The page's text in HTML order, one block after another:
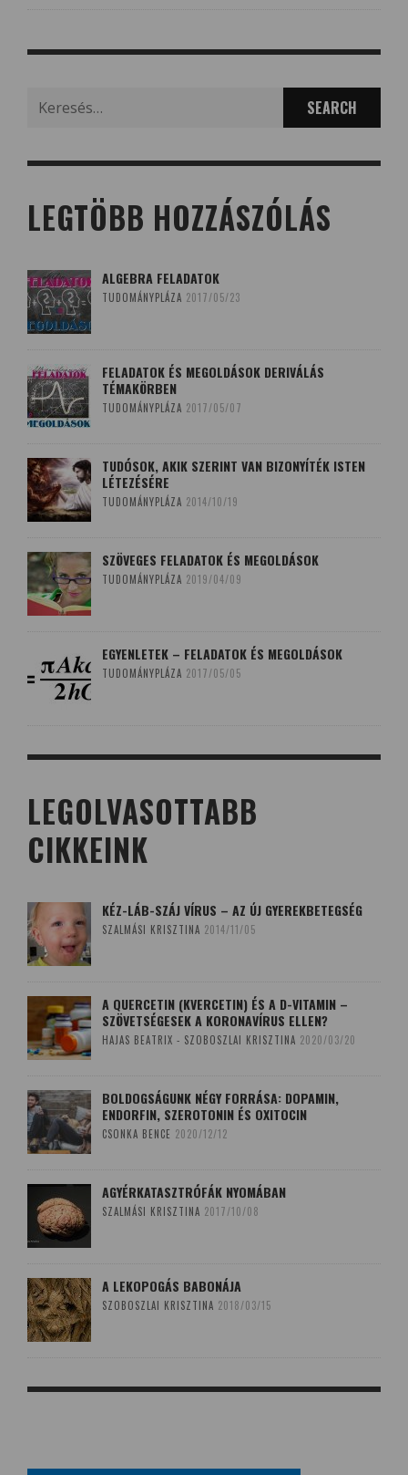
LEGTÖBB HOZZÁSZÓLÁS
ALGEBRA FELADATOK
TUDOMÁNYPLÁZA 2017/05/23
FELADATOK ÉS MEGOLDÁSOK DERIVÁLÁS
TÉMAKÖRBEN
TUDOMÁNYPLÁZA 2017/05/07
TUDÓSOK, AKIK SZERINT VAN BIZONYÍTÉK ISTEN
LÉTEZÉSÉRE
TUDOMÁNYPLÁZA 2014/10/19
SZÖVEGES FELADATOK ÉS MEGOLDÁSOK
TUDOMÁNYPLÁZA 2019/04/09
EGYENLETEK – FELADATOK ÉS MEGOLDÁSOK
TUDOMÁNYPLÁZA 2017/05/05
LEGOLVASOTTABB
CIKKEINK
KÉZ-LÁB-SZÁJ VÍRUS – AZ ÚJ GYEREKBETEGSÉG
SZALMÁSI KRISZTINA 2014/11/05
A QUERCETIN (KVERCETIN) ÉS A D-VITAMIN –
SZÖVETSÉGESEK A KORONAVÍRUS ELLEN?
HAJAS BEATRIX - SZOBOSZLAI KRISZTINA 2020/03/20
BOLDOGSÁGUNK NÉGY FORRÁSA: DOPAMIN,
ENDORFIN, SZEROTONIN ÉS OXITOCIN
CSONKA BENCE 2020/12/12
AGYÉRKATASZTRÓFÁK NYOMÁBAN
SZALMÁSI KRISZTINA 2017/10/08
A LEKOPOGÁS BABONÁJA
SZOBOSZLAI KRISZTINA 2018/03/15